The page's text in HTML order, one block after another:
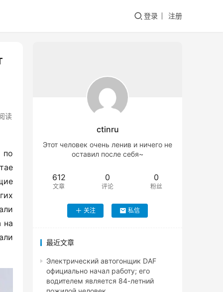
登录 注册
读
по
на
ctinru
Этот человек очень ленив и ничего не
оставил после себя~
612
文章
0
评论
0
粉丝
关注 私信
最近文章
Электрический автогонщик DAF
официально начал работу; его
водителем является 84-летний